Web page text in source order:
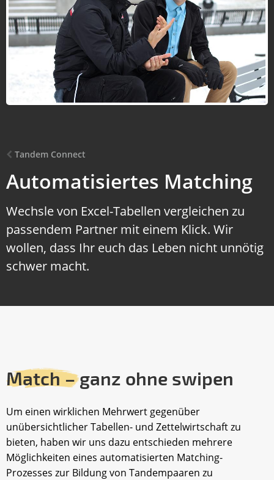
Tandem Connect
Automatisiertes Matching
Wechsle von Excel-Tabellen vergleichen zu
passendem Partner mit einem Klick. Wir
wollen, dass Ihr euch das Leben nicht unnötig
schwer macht.
Match –ganz ohne swipen
Um einen wirklichen Mehrwert gegenüber
unübersichtlicher Tabellen- und Zettelwirtschaft zu
bieten, haben wir uns dazu entschieden mehrere
Möglichkeiten eines automatisierten Matching-
Prozesses zur Bildung von Tandempaaren zu